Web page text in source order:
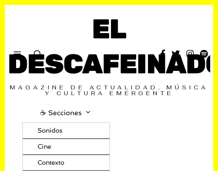
EL
MAGAZINE DE ACTUALIDAD, MÚSICA
Y CULTURA EMERGENTE
☕️ Secciones
Sonidos
Cine
Contexto